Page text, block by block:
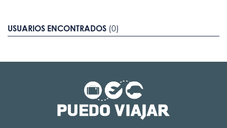
USUARIOS ENCONTRADOS (0)